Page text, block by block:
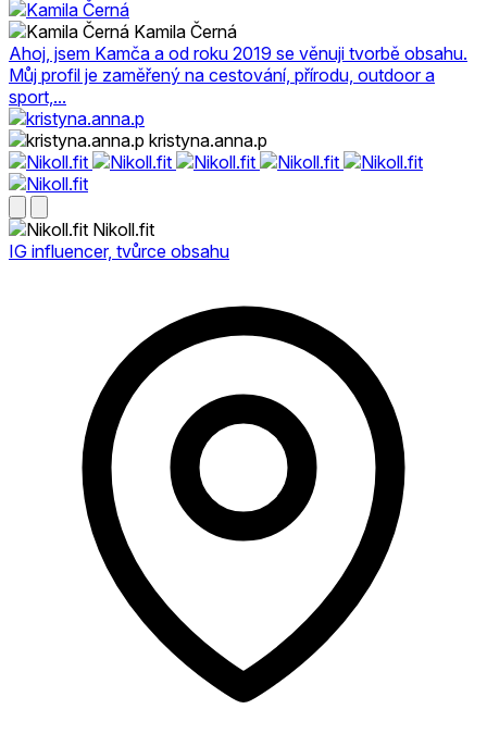
Kamila Černá
Ahoj, jsem Kamča a od roku 2019 se věnuji tvorbě obsahu.
Můj profil je zaměřený na cestování, přírodu, outdoor a
sport,...
kristyna.anna.p
Nikoll.fit
IG influencer, tvůrce obsahu